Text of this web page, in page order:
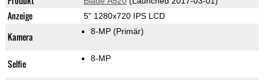
Anzeige 5" 1280x720 IPS LCD
Kamera 8-MP (Primär)
Selfie 8-MP